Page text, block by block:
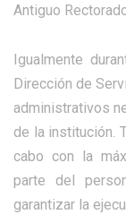
Antiguo
Igualmente
Dirección de
administrativos
de la institución.
cabo con la
parte del
garantizar la